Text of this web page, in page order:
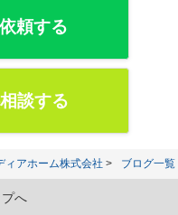
頼する
談する
ィアホーム株式会社 ブログ一覧
へ